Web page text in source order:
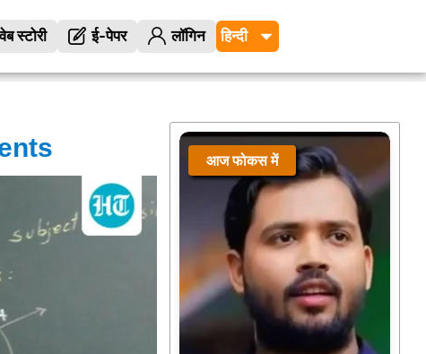
स्टोरी ई-पेपर लॉगिन
आज फोकस में